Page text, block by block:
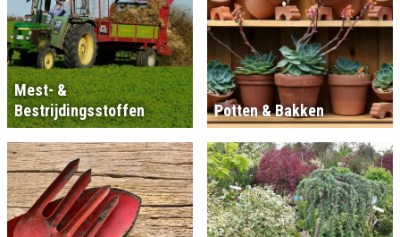
Mest- &
Bestrijdingsstoffen
Potten & Bakken